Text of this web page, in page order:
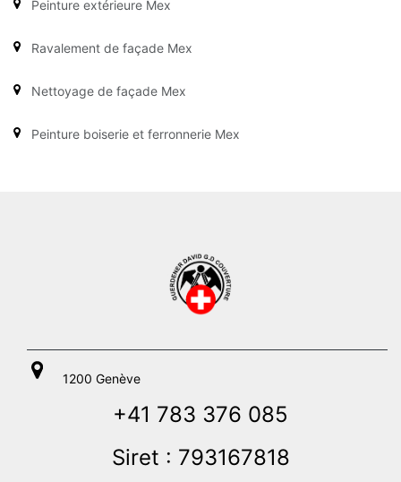
Peinture extérieure Mex
Ravalement de façade Mex
Nettoyage de façade Mex
Peinture boiserie et ferronnerie Mex
1200 Genève
+41 783 376 085
Siret : 793167818